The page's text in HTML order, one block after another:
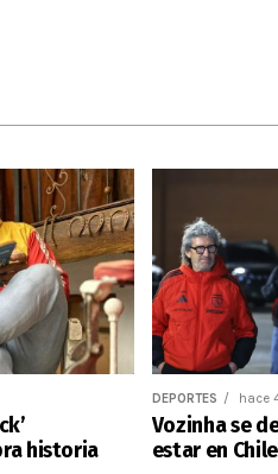
historia
DEPORTES hace
Vozinha se
estar en